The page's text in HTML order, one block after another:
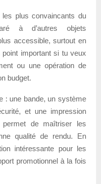
plus convaincants du
à d’autres objets
accessible, surtout en
important si tu veux
ou une opération de
budget.
: une bande, un système
et une impression
permet de maîtriser les
qualité de rendu. En
intéressante pour les
promotionnel à la fois